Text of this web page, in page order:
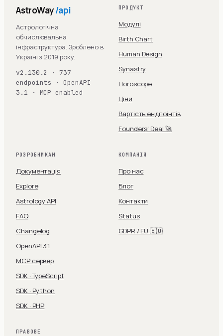
AstroWay/api
Астрологічна
обчислювальна
інфраструктура. Зроблено в
Україні з 2019 року.
v2.130.2 · 737
endpoints · OpenAPI
3.1 · MCP enabled
ПРОДУКТ
Модулі
Birth Chart
Human Design
Synastry
Horoscope
Ціни
Вартість ендпоінтів
Founders' Deal 🚀
РОЗРОБНИКАМ
Документація
Explore
Astrology API
FAQ
Changelog
OpenAPI 3.1
MCP сервер
SDK · TypeScript
SDK · Python
SDK · PHP
КОМПАНІЯ
Про нас
Блог
Контакти
Status
GDPR / EU 🇪🇺
ПРАВОВЕ